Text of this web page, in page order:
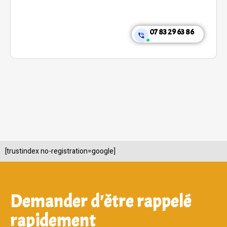
07 83 29 63 86
[trustindex no-registration=google]
Demander d'être rappelé
rapidement